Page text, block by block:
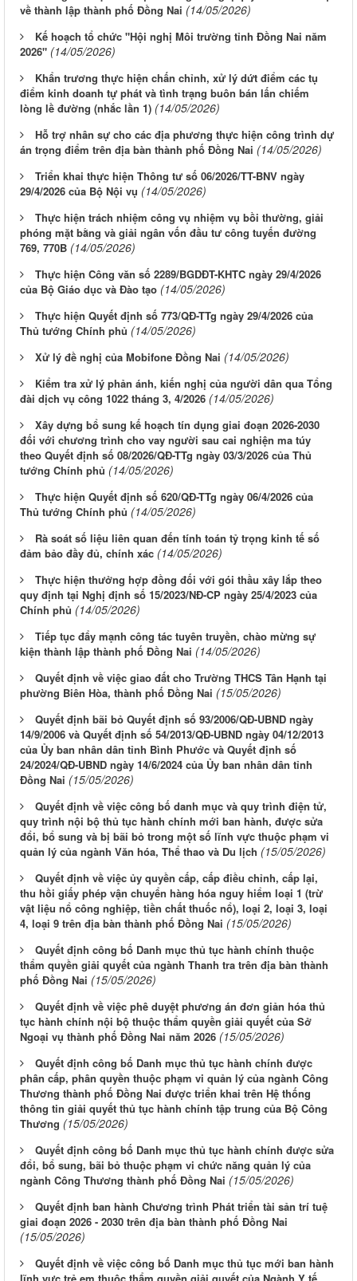
về thành lập thành phố Đồng Nai (14/05/2026)
Kế hoạch tổ chức "Hội nghị Môi trường tỉnh Đồng Nai năm
2026" (14/05/2026)
Khẩn trương thực hiện chấn chỉnh, xử lý dứt điểm các tụ
điểm kinh doanh tự phát và tình trạng buôn bán lấn chiếm
lòng lề đường (nhắc lần 1) (14/05/2026)
Hỗ trợ nhân sự cho các địa phương thực hiện công trình dự
án trọng điểm trên địa bàn thành phố Đồng Nai (14/05/2026)
Triển khai thực hiện Thông tư số 06/2026/TT-BNV ngày
29/4/2026 của Bộ Nội vụ (14/05/2026)
Thực hiện trách nhiệm công vụ nhiệm vụ bồi thường, giải
phóng mặt bằng và giải ngân vốn đầu tư công tuyến đường
769, 770B (14/05/2026)
Thực hiện Công văn số 2289/BGDĐT-KHTC ngày 29/4/2026
của Bộ Giáo dục và Đào tạo (14/05/2026)
Thực hiện Quyết định số 773/QĐ-TTg ngày 29/4/2026 của
Thủ tướng Chính phủ (14/05/2026)
Xử lý đề nghị của Mobifone Đồng Nai (14/05/2026)
Kiểm tra xử lý phản ánh, kiến nghị của người dân qua Tổng
đài dịch vụ công 1022 tháng 3, 4/2026 (14/05/2026)
Xây dựng bổ sung kế hoạch tín dụng giai đoạn 2026-2030
đối với chương trình cho vay người sau cai nghiện ma túy
theo Quyết định số 08/2026/QĐ-TTg ngày 03/3/2026 của Thủ
tướng Chính phủ (14/05/2026)
Thực hiện Quyết định số 620/QĐ-TTg ngày 06/4/2026 của
Thủ tướng Chính phủ (14/05/2026)
Rà soát số liệu liên quan đến tính toán tỷ trọng kinh tế số
đảm bảo đầy đủ, chính xác (14/05/2026)
Thực hiện thưởng hợp đồng đối với gói thầu xây lắp theo
quy định tại Nghị định số 15/2023/NĐ-CP ngày 25/4/2023 của
Chính phủ (14/05/2026)
Tiếp tục đẩy mạnh công tác tuyên truyền, chào mừng sự
kiện thành lập thành phố Đồng Nai (14/05/2026)
Quyết định về việc giao đất cho Trường THCS Tân Hạnh tại
phường Biên Hòa, thành phố Đồng Nai (15/05/2026)
Quyết định bãi bỏ Quyết định số 93/2006/QĐ-UBND ngày
14/9/2006 và Quyết định số 54/2013/QĐ-UBND ngày 04/12/2013
của Ủy ban nhân dân tỉnh Bình Phước và Quyết định số
24/2024/QĐ-UBND ngày 14/6/2024 của Ủy ban nhân dân tỉnh
Đồng Nai (15/05/2026)
Quyết định về việc công bố danh mục và quy trình điện tử,
quy trình nội bộ thủ tục hành chính mới ban hành, được sửa
đổi, bổ sung và bị bãi bỏ trong một số lĩnh vực thuộc phạm vi
quản lý của ngành Văn hóa, Thể thao và Du lịch (15/05/2026)
Quyết định về việc ủy quyền cấp, cấp điều chỉnh, cấp lại,
thu hồi giấy phép vận chuyển hàng hóa nguy hiểm loại 1 (trừ
vật liệu nổ công nghiệp, tiền chất thuốc nổ), loại 2, loại 3, loại
4, loại 9 trên địa bàn thành phố Đồng Nai (15/05/2026)
Quyết định công bố Danh mục thủ tục hành chính thuộc
thẩm quyền giải quyết của ngành Thanh tra trên địa bàn thành
phố Đồng Nai (15/05/2026)
Quyết định về việc phê duyệt phương án đơn giản hóa thủ
tục hành chính nội bộ thuộc thẩm quyền giải quyết của Sở
Ngoại vụ thành phố Đồng Nai năm 2026 (15/05/2026)
Quyết định công bố Danh mục thủ tục hành chính được
phân cấp, phân quyền thuộc phạm vi quản lý của ngành Công
Thương thành phố Đồng Nai được triển khai trên Hệ thống
thông tin giải quyết thủ tục hành chính tập trung của Bộ Công
Thương (15/05/2026)
Quyết định công bố Danh mục thủ tục hành chính được sửa
đổi, bổ sung, bãi bỏ thuộc phạm vi chức năng quản lý của
ngành Công Thương thành phố Đồng Nai (15/05/2026)
Quyết định ban hành Chương trình Phát triển tài sản trí tuệ
giai đoạn 2026 - 2030 trên địa bàn thành phố Đồng Nai
(15/05/2026)
Quyết định về việc công bố Danh mục thủ tục mới ban hành